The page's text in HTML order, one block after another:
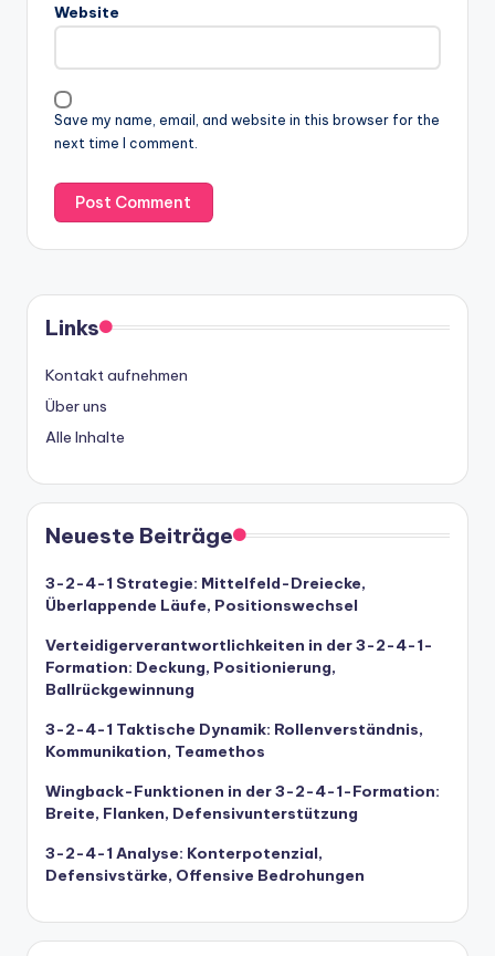
Website
Save my name, email, and website in this browser for the
next time I comment.
Links
Kontakt aufnehmen
Über uns
Alle Inhalte
Neueste Beiträge
3-2-4-1 Strategie: Mittelfeld-Dreiecke,
Überlappende Läufe, Positionswechsel
Verteidigerverantwortlichkeiten in der 3-2-4-1-
Formation: Deckung, Positionierung,
Ballrückgewinnung
3-2-4-1 Taktische Dynamik: Rollenverständnis,
Kommunikation, Teamethos
Wingback-Funktionen in der 3-2-4-1-Formation:
Breite, Flanken, Defensivunterstützung
3-2-4-1 Analyse: Konterpotenzial,
Defensivstärke, Offensive Bedrohungen